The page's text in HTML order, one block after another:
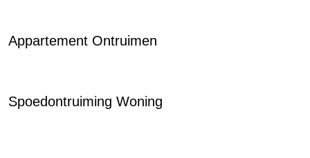
Appartement Ontruimen
Spoedontruiming Woning